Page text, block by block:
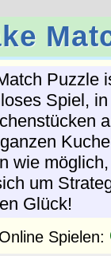
Puzzle
Spiel,
wie
um
Glück!
Spielen: